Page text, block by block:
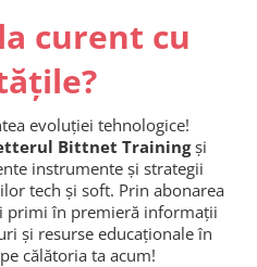
curent cu
evoluției tehnologice!
Bittnet Trainingși
instrumente și strategii
tech și soft. Prin abonarea
primi în premieră informații
și resurse educaționale în
călătoria ta acum!